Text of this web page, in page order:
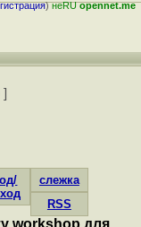
)неRUopennet.me
]
слежка
RSS
workshop для